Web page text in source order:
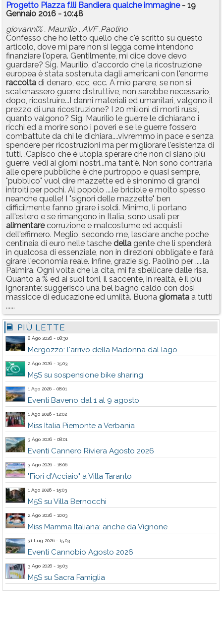
Progetto Piazza f.lli Bandiera qualche immagine- 19
Gennaio 2016 - 10:48
giovanni% . Maurilio . AVF .Paolino
Confesso che ho letto quello che c'è scritto su questo
articolo, dove mi pare non si legga come intendono
finanziare l'opera. Gentilmente, mi dice dove devo
guardare? Sig. Maurilio, d'accordo che la ricostruzione
europea è stata sostenuta dagli americani con l'enorme
raccolta di denaro, ecc, ecc. A mio parere, se non si
scatenassero guerre distruttive, non sarebbe necessario,
dopo, ricostruire...I danni materiali ed umanitari, valgono il
prezzo di una ricostruzione? I 20 milioni di morti russi,
quanto valgono? Sig. Maurilio le guerre le dichiarano i
ricchi ed a morire sono i poveri e se le guerre fossero
combattute da chi le dichiara....vivremmo in pace e senza
spendere per ricostruzioni ma per migliorare l'esistenza di
tutti. .Capisco che è utopia sperare che non ci siano più
guerre, vedi ai giorni nostri...ma tant'è. Non sono contraria
alle opere pubbliche è che purtroppo e quasi sempre,
"pubblico" vuol dire mazzette ed è sinonimo di grandi
introiti per pochi. Al popolo ....le briciole e molto spesso
neanche quelle! I "signori delle mazzette" ben
difficilmente fanno girare i soldi. Minimo, li portano
all'estero e se rimangono in Italia, sono usati per
alimentarecorruzione e malcostume ed acquisti
dell'effimero. Meglio, secondo me, lasciare anche poche
centinaia di euro nelle tasche della gente che li spenderà
in qualcosa di essenziale, non in direzioni obbligate e farà
girare l'economia reale. Infine, grazie sig. Paolino per .....la
Palmira. Ogni volta che la cita, mi fa sbellicare dalle risa.
Quanto a % ed ai suoi toni, il saccente, in realtà, è il più
ignorante: suggerisco una bel bagno caldo con dosi
massicce di educazione ed umiltà. Buona giornata a tutti
......
PIÙ LETTE
8 Ago 2026 - 08:30
Mergozzo: l'arrivo della Madonna dal lago
2 Ago 2026 - 15:03
M5S su sospensione bike sharing
1 Ago 2026 - 08:01
Eventi Baveno dal 1 al 9 agosto
1 Ago 2026 - 12:02
Miss Italia Piemonte a Verbania
3 Ago 2026 - 08:01
Eventi Cannero Riviera Agosto 2026
3 Ago 2026 - 18:06
"Fiori d'Acciaio" a Villa Taranto
1 Ago 2026 - 15:03
M5S su Villa Bernocchi
2 Ago 2026 - 10:03
Miss Mamma Italiana: anche da Vignone
31 Lug 2026 - 15:03
Eventi Cannobio Agosto 2026
3 Ago 2026 - 15:03
M5S su Sacra Famiglia